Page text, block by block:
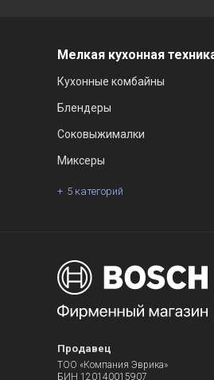
Мелкая кухонная
Кухонные комбайны
Блендеры
Соковыжималки
Миксеры
5 категорий
Продавец
ТОО «Компания Эврика»
БИН 120140015907